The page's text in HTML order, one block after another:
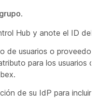
.
Hub y anote el ID del
de usuarios o proveedor
para los usuarios
de su IdP para incluir